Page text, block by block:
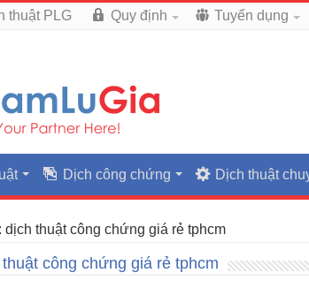
thuật PLG Quy định Tuyển dụng
Dịch công chứng Dịch thuật
dịch thuật công chứng giá rẻ tphcm
công chứng giá rẻ tphcm